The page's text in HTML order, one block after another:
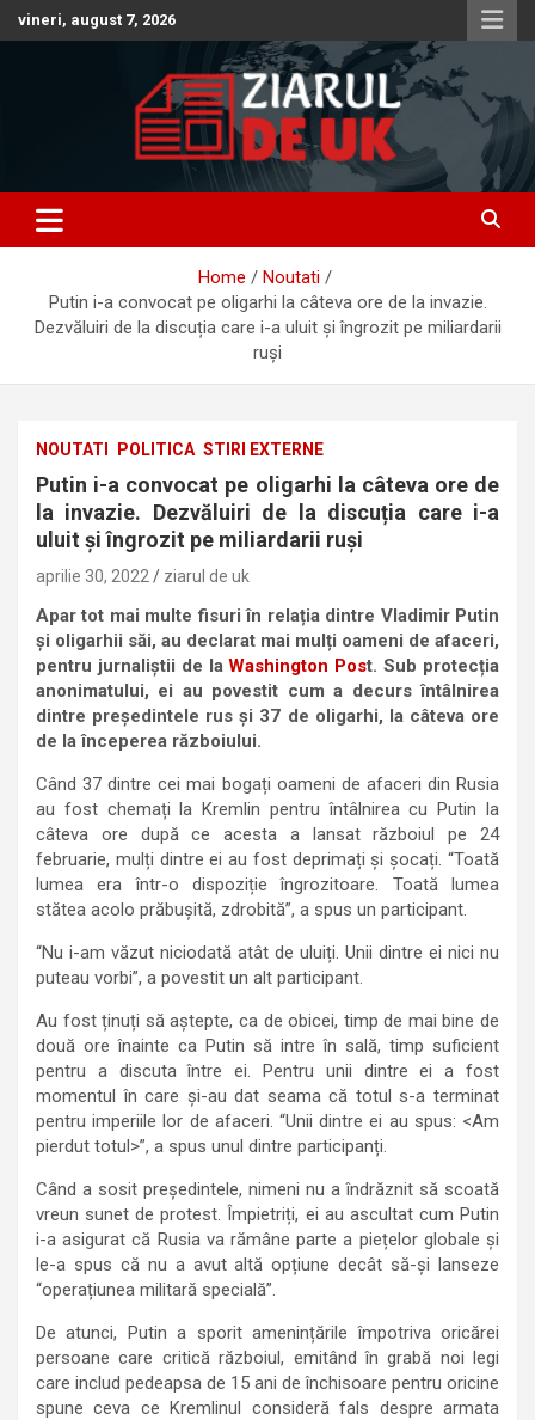
Skip
to
vineri, august 7, 2026
Anunturi UK – Stiri UK – Ziarul
de UK – Ziar Romanesc UK –
Informatii Utile
Anunturi – Stiri – Informatii Utile
Home
Noutati
Putin i-a convocat pe oligarhi la câteva ore de la invazie.
Dezvăluiri de la discuția care i-a uluit și îngrozit pe miliardarii
ruși
NOUTATI POLITICA STIRI EXTERNE
Putin i-a convocat pe oligarhi la câteva ore de
la invazie. Dezvăluiri de la discuția care i-a
uluit și îngrozit pe miliardarii ruși
aprilie 30, 2022 ziarul de uk
Apar tot mai multe fisuri în relația dintre Vladimir Putin
și oligarhii săi, au declarat mai mulți oameni de afaceri,
pentru jurnaliștii de laWashington Post. Sub protecția
anonimatului, ei au povestit cum a decurs întâlnirea
dintre președintele rus și 37 de oligarhi, la câteva ore
de la începerea războiului.
Când 37 dintre cei mai bogați oameni de afaceri din Rusia
au fost chemați la Kremlin pentru întâlnirea cu Putin la
câteva ore după ce acesta a lansat războiul pe 24
februarie, mulți dintre ei au fost deprimați și șocați. “Toată
lumea era într-o dispoziție îngrozitoare. Toată lumea
stătea acolo prăbușită, zdrobită”, a spus un participant.
“Nu i-am văzut niciodată atât de uluiți. Unii dintre ei nici nu
puteau vorbi”, a povestit un alt participant.
Au fost ținuți să aștepte, ca de obicei, timp de mai bine de
două ore înainte ca Putin să intre în sală, timp suficient
pentru a discuta între ei. Pentru unii dintre ei a fost
momentul în care și-au dat seama că totul s-a terminat
pentru imperiile lor de afaceri. “Unii dintre ei au spus: <Am
pierdut totul>”, a spus unul dintre participanți.
Când a sosit președintele, nimeni nu a îndrăznit să scoată
vreun sunet de protest. Împietriți, ei au ascultat cum Putin
i-a asigurat că Rusia va rămâne parte a piețelor globale și
le-a spus că nu a avut altă opțiune decât să-și lanseze
“operațiunea militară specială”.
De atunci, Putin a sporit amenințările împotriva oricărei
persoane care critică războiul, emitând în grabă noi legi
care includ pedeapsa de 15 ani de închisoare pentru oricine
spune ceva ce Kremlinul consideră fals despre armata